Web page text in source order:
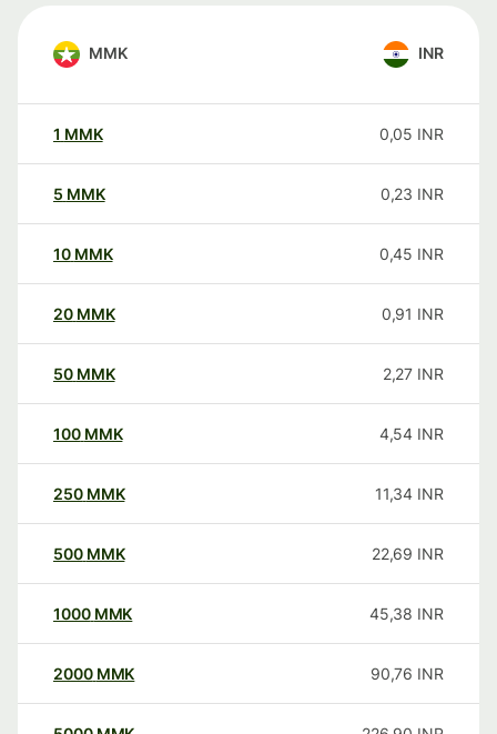
MMK INR
1 MMK 0,05 INR
5 MMK 0,23 INR
10 MMK 0,45 INR
20 MMK 0,91 INR
50 MMK 2,27 INR
100 MMK 4,54 INR
250 MMK 11,34 INR
500 MMK 22,69 INR
1000 MMK 45,38 INR
2000 MMK 90,76 INR